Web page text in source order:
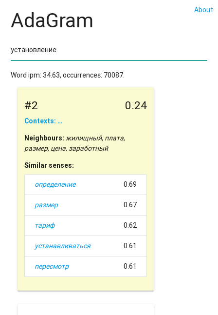
About
AdaGram
Word ipm: 34.63, occurrences: 70087.
#2 0.24
Contexts: …
Neighbours: жилищный, плата,
размер, цена, заработный
Similar senses:
определение 0.69
размер 0.67
тариф 0.62
устанавливаться 0.61
пересмотр 0.61